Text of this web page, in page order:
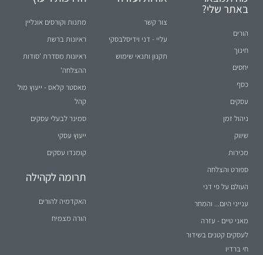
באתר שלי?
הורים
חינוך
יחסים
כסף
עסקים
ניהול זמן
שיווק
מכירות
ספורט והצלחה
העולם על פי דני
ענייני היום... והמחר
מאני טיים - עזרה
לעסקים קטנים בשידור
חי ברדיו
צור קשר
עליי - דני וידיסלבסקי
תקנון ותנאי שימוש
מתנות וקורסים אונליין
ראיונות ברשת
ראיונות מסדרת 'סודות
ההצלחה'
מאסטר קלאס - ייעוץ מול
קהל
סמינר לבעלי עסקים
ייעוץ עסקי
קומנדו עסקים
תרומה לקהילה
האקדמיה להורים
הורה מצמיח